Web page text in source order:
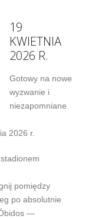
19
KWIETNIA
2026 R.
Gotowy na nowe
wyzwanie i
niezapomniane
2026 r.
pomiędzy
po absolutnie
—